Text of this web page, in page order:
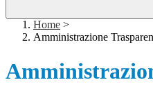
Home >
Amministrazione